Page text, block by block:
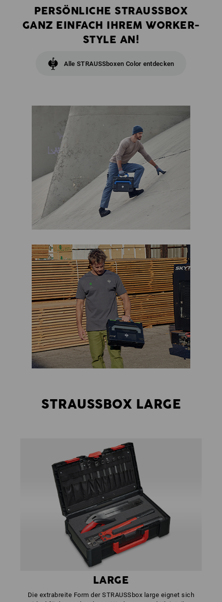
PERSÖNLICHE STRAUSSBOX
GANZ EINFACH IHREM WORKER-
STYLE AN!
Alle STRAUSSboxen Color entdecken
STRAUSSBOX LARGE
LARGE
Die extrabreite Form der STRAUSSbox large eignet sich